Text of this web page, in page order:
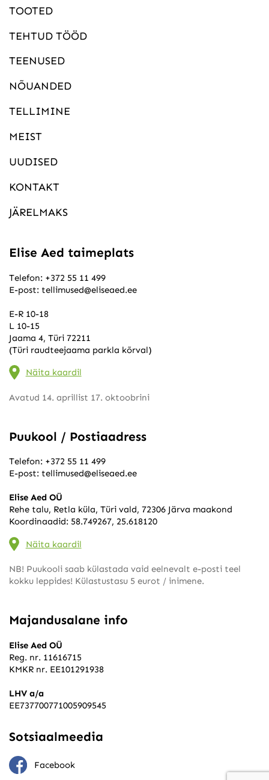
TOOTED
TEHTUD TÖÖD
TEENUSED
NÕUANDED
TELLIMINE
MEIST
UUDISED
KONTAKT
JÄRELMAKS
Elise Aed taimeplats
Telefon: +372 55 11 499
E-post: tellimused@eliseaed.ee
E-R 10-18
L 10-15
Jaama 4, Türi 72211
(Türi raudteejaama parkla kõrval)
Näita kaardil
Avatud 14. aprillist 17. oktoobrini
Puukool / Postiaadress
Telefon: +372 55 11 499
E-post: tellimused@eliseaed.ee
Elise Aed OÜ
Rehe talu, Retla küla, Türi vald, 72306 Järva maakond
Koordinaadid: 58.749267, 25.618120
Näita kaardil
NB! Puukooli saab külastada vaid eelnevalt e-posti teel
kokku leppides! Külastustasu 5 eurot / inimene.
Majandusalane info
Elise Aed OÜ
Reg. nr. 11616715
KMKR nr. EE101291938
LHV a/a
EE737700771005909545
Sotsiaalmeedia
Facebook